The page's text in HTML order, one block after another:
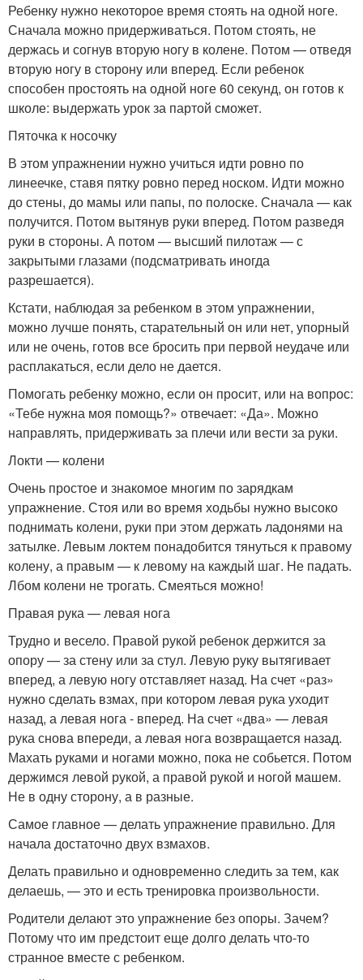
Ребенку нужно некоторое время стоять на одной ноге.
Сначала можно придерживаться. Потом стоять, не
держась и согнув вторую ногу в колене. Потом — отведя
вторую ногу в сторону или вперед. Если ребенок
способен простоять на одной ноге 60 секунд, он готов к
школе: выдержать урок за партой сможет.
Пяточка к носочку
В этом упражнении нужно учиться идти ровно по
линеечке, ставя пятку ровно перед носком. Идти можно
до стены, до мамы или папы, по полоске. Сначала — как
получится. Потом вытянув руки вперед. Потом разведя
руки в стороны. А потом — высший пилотаж — с
закрытыми глазами (подсматривать иногда
разрешается).
Кстати, наблюдая за ребенком в этом упражнении,
можно лучше понять, старательный он или нет, упорный
или не очень, готов все бросить при первой неудаче или
расплакаться, если дело не дается.
Помогать ребенку можно, если он просит, или на вопрос:
«Тебе нужна моя помощь?» отвечает: «Да». Можно
направлять, придерживать за плечи или вести за руки.
Локти — колени
Очень простое и знакомое многим по зарядкам
упражнение. Стоя или во время ходьбы нужно высоко
поднимать колени, руки при этом держать ладонями на
затылке. Левым локтем понадобится тянуться к правому
колену, а правым — к левому на каждый шаг. Не падать.
Лбом колени не трогать. Смеяться можно!
Правая рука — левая нога
Трудно и весело. Правой рукой ребенок держится за
опору — за стену или за стул. Левую руку вытягивает
вперед, а левую ногу отставляет назад. На счет «раз»
нужно сделать взмах, при котором левая рука уходит
назад, а левая нога - вперед. На счет «два» — левая
рука снова впереди, а левая нога возвращается назад.
Махать руками и ногами можно, пока не собьется. Потом
держимся левой рукой, а правой рукой и ногой машем.
Не в одну сторону, а в разные.
Самое главное — делать упражнение правильно. Для
начала достаточно двух взмахов.
Делать правильно и одновременно следить за тем, как
делаешь, — это и есть тренировка произвольности.
Родители делают это упражнение без опоры. Зачем?
Потому что им предстоит еще долго делать что-то
странное вместе с ребенком.